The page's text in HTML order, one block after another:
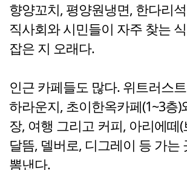
향양꼬치, 평양원냉면, 한다리
직사회와 시민들이 자주 찾는
잡은 지 오래다.
인근 카페들도 많다. 위트러스
하라운지, 초이한옥카페(1~3층)
장, 여행 그리고 커피, 아리에떼(
달뜸, 델버로, 디그레이 등 가는
뽐낸다.